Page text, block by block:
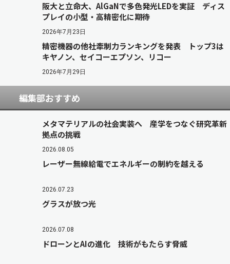
阪大と立命大、AlGaNで多色発光LEDを実証 ディス
プレイの小型・高精密化に期待
2026年7月23日
精密機器の他社牽制力ランキングを発表 トップ3は
キヤノン、セイコーエプソン、リコー
2026年7月29日
編集部おすすめ
メタマテリアルの社会実装へ 産学をつなぐ研究革新
拠点の挑戦
2026.08.05
レーザー無線給電でエネルギーの制約を越える
2026.07.23
グラスが放つ光
2026.07.08
ドローンとAIの進化 技術がもたらす脅威